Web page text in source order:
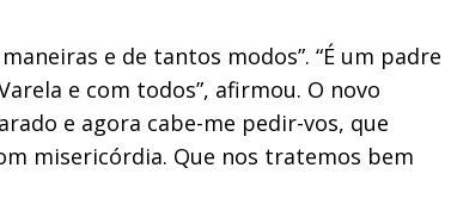
e de tantos modos”. “É um padre
e com todos”, afirmou. O novo
e agora cabe-me pedir-vos, que
misericórdia. Que nos tratemos bem